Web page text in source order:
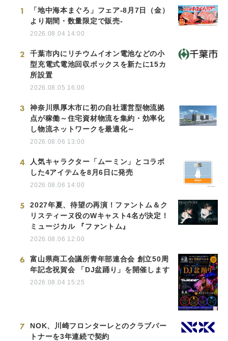
1
「地中海本まぐろ」フェア-8月7日（金）
より期間・数量限定で販売-
2026.08.04 14:00
2
千葉市内にリチウムイオン電池などの小
型充電式電池回収ボックスを新たに15カ
所設置
2026.08.05 16:00
3
神奈川県厚木市に初の自社運営型物流拠
点が稼働～住宅資材物流を集約・効率化
し物流ネットワークを最適化～
2026.08.06 13:00
4
人気キャラクター「ムーミン」とコラボ
した4アイテムを8月6日に発売
2026.08.06 14:00
5
2027年夏、待望の再演！ファントム＆ク
リスティーヌ役のWキャスト4名が決定！
ミュージカル 『ファントム』
2026.08.06 12:00
6
富山県商工会議所青年部連合会 創立50周
年記念祝賀会 「DJ盆踊り」を開催します
2026.08.04 15:25
7
NOK、川崎フロンターレとのクラブパー
トナーを3年連続で契約